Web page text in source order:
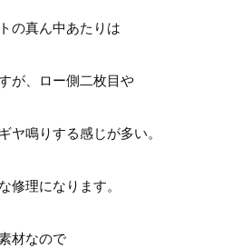
の真ん中あたりは
が、ロー側二枚目や
ヤ鳴りする感じが多い。
修理になります。
材なので